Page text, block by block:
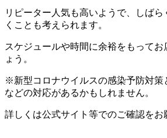
リピーター人気も高いようで、しば
くことも考えられます。
スケジュールや時間に余裕をもってお
ょう。
※新型コロナウイルスの感染予防対策
などの対応があるかもしれません。
詳しくは公式サイト等でのご確認をお